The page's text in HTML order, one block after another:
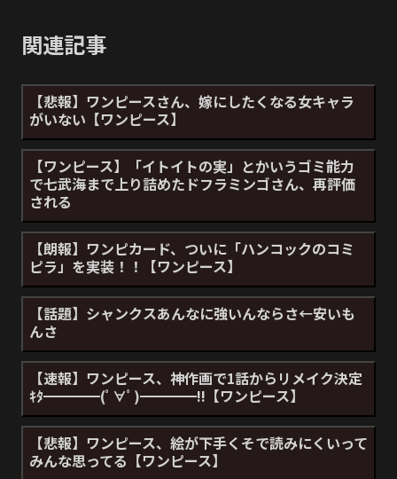
関連記事
【悲報】ワンピースさん、嫁にしたくなる女キャラ
がいない【ワンピース】
【ワンピース】「イトイトの実」とかいうゴミ能力
で七武海まで上り詰めたドフラミンゴさん、再評価
される
【朗報】ワンピカード、ついに「ハンコックのコミ
ピラ」を実装！！【ワンピース】
【話題】シャンクスあんなに強いんならさ←安いも
んさ
【速報】ワンピース、神作画で1話からリメイク決定
ｷﾀ━━━━(ﾟ∀ﾟ)━━━━!!【ワンピース】
【悲報】ワンピース、絵が下手くそで読みにくいって
みんな思ってる【ワンピース】